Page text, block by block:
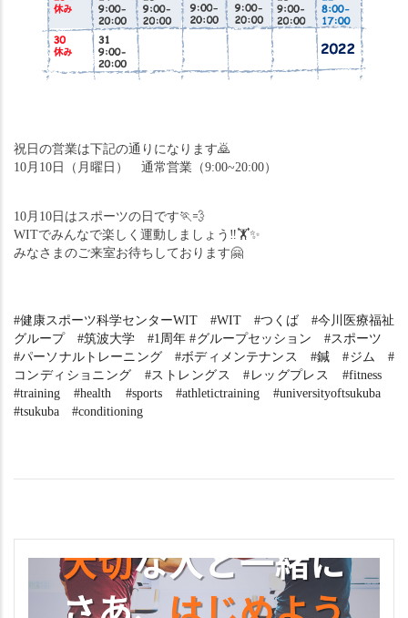
祝日の営業は下記の通りになります🙇
10月10日（月曜日）　通常営業（9:00~20:00）
10月10日はスポーツの日です🏃💨
WITでみんなで楽しく運動しましょう‼︎🏋✨
みなさまのご来室お待ちしております🤗
#健康スポーツ科学センターWIT　#WIT　#つくば　#今川医療福祉
グループ　#筑波大学　#1周年 #グループセッション　#スポーツ
#パーソナルトレーニング　#ボディメンテナンス　#鍼　#ジム　#
コンディショニング　#ストレングス　#レッグプレス　#fitness
#training　#health　#sports　#athletictraining　#universityoftsukuba
#tsukuba　#conditioning